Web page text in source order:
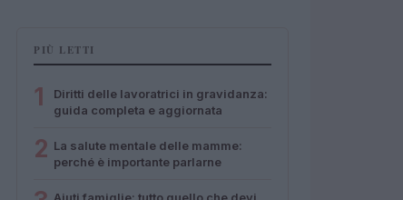
PIÙ LETTI
1
Diritti delle lavoratrici in gravidanza:
guida completa e aggiornata
2 La salute mentale delle mamme:
perché è importante parlarne